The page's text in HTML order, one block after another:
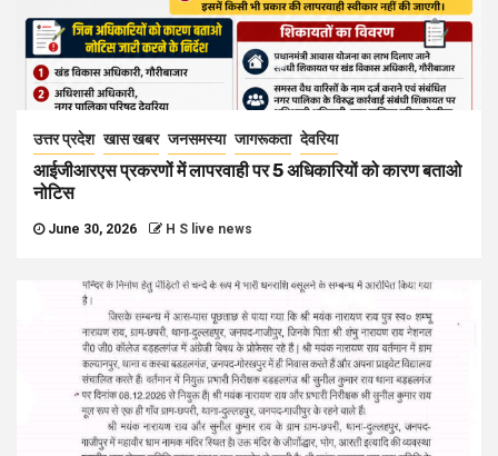
उत्तर प्रदेश खास खबर जनसमस्या जागरूकता देवरिया
आईजीआरएस प्रकरणों में लापरवाही पर 5 अधिकारियों को कारण बताओ
नोटिस
June 30, 2026 H S live news